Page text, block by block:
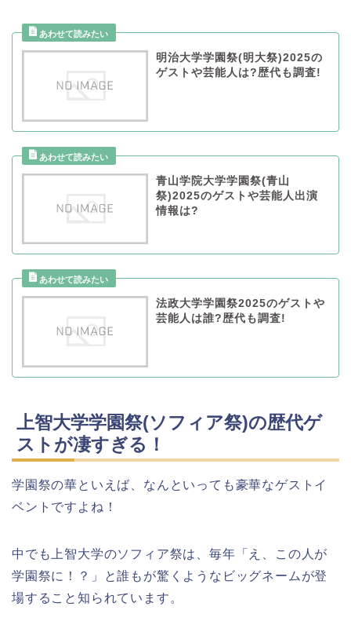
明治大学学園祭(明大祭)2025の
ゲストや芸能人は?歴代も調査!
青山学院大学学園祭(青山
祭)2025のゲストや芸能人出演
情報は?
法政大学学園祭2025のゲストや
芸能人は誰?歴代も調査!
上智大学学園祭(ソフィア祭)の歴代ゲ
ストが凄すぎる！
学園祭の華といえば、なんといっても豪華なゲストイ
ベントですよね！
中でも上智大学のソフィア祭は、毎年「え、この人が
学園祭に！？」と誰もが驚くようなビッグネームが登
場すること知られています。